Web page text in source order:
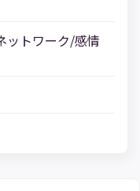
ットワーク/感情